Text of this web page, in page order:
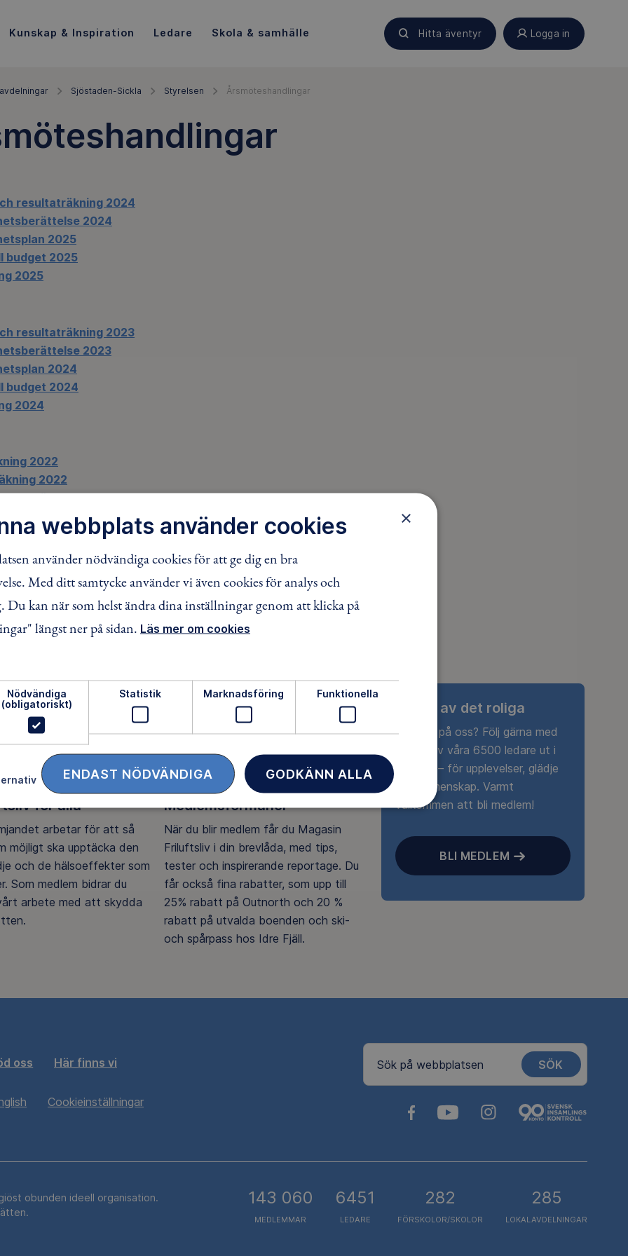
Kunskap & Inspiration Ledare Skola & samhälle Hitta äventyr Logga in
Sjöstaden-Sickla Styrelsen Årsmöteshandlingar
resultaträkning 2024
2024
2025
budget 2025
2025
resultaträkning 2023
2023
2024
budget 2024
2024
2022
2022
2022
2023
budget 2023
2023
FACEBOOKTWITTERLINKEDIN
för alla
arbetar för att så
möjligt ska upptäcka den
och de hälsoeffekter som
Som medlem bidrar du
arbete med att skydda
Medlemsförmåner
När du blir medlem får du Magasin
Friluftsliv i din brevlåda, med tips,
tester och inspirerande reportage. Du
får också fina rabatter, som upp till
25% rabatt på Outnorth och 20 %
rabatt på utvalda boenden och ski-
och spårpass hos Idre Fjäll.
Ta del av det roliga
Nyfiken på oss? Följ gärna med
någon av våra 6500 ledare ut i
naturen – för upplevelser, glädje
och gemenskap. Varmt
välkommen att bli medlem!
BLI MEDLEM
oss Här finns vi
Cookieinställningar
Sök på webbplatsen SÖK
obunden ideell organisation.
143 060
MEDLEMMAR
6451
LEDARE
282
FÖRSKOLOR/SKOLOR
285
LOKALAVDELNINGAR
×
webbplats använder cookies
använder nödvändiga cookies för att ge dig en bra
Med ditt samtycke använder vi även cookies för analys och
Du kan när som helst ändra dina inställningar genom att klicka på
längst ner på sidan. Läs mer om cookies
Nödvändiga
(obligatoriskt)
Statistik Marknadsföring Funktionella
GODKÄNN ALLA
ENDAST NÖDVÄNDIGA